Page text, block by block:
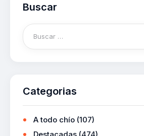
Buscar
Categorias
A todo chío (107)